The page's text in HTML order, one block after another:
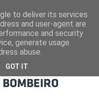
to deliver its services
and user-agent are
and security
generate usage
abuse.
GOT IT